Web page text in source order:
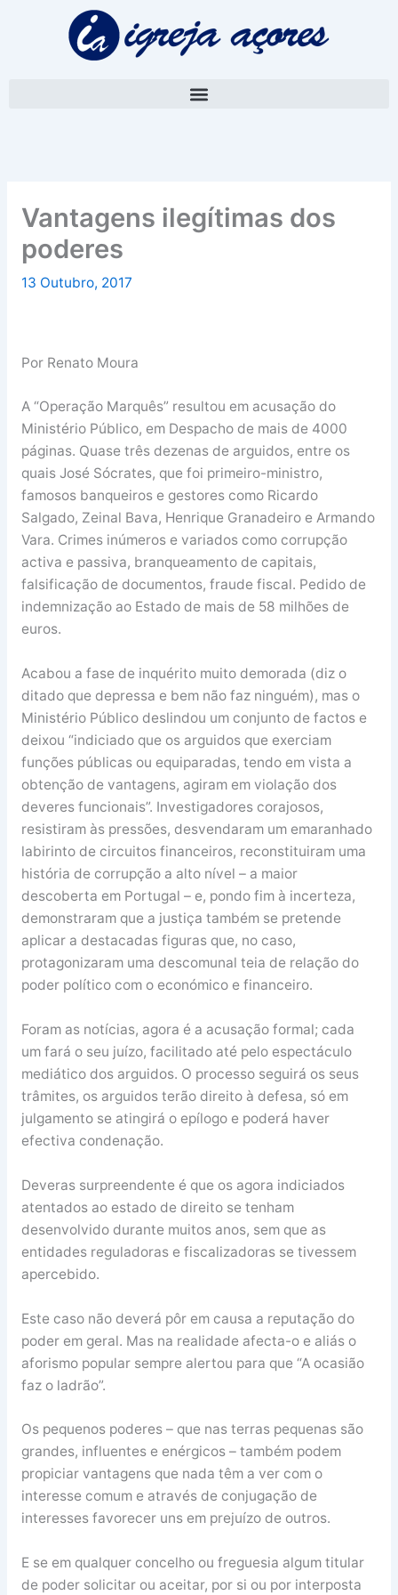
Vantagens ilegítimas dos
poderes
13 Outubro, 2017
Por Renato Moura
A “Operação Marquês” resultou em acusação do
Ministério Público, em Despacho de mais de 4000
páginas. Quase três dezenas de arguidos, entre os
quais José Sócrates, que foi primeiro-ministro,
famosos banqueiros e gestores como Ricardo
Salgado, Zeinal Bava, Henrique Granadeiro e Armando
Vara. Crimes inúmeros e variados como corrupção
activa e passiva, branqueamento de capitais,
falsificação de documentos, fraude fiscal. Pedido de
indemnização ao Estado de mais de 58 milhões de
euros.
Acabou a fase de inquérito muito demorada (diz o
ditado que depressa e bem não faz ninguém), mas o
Ministério Público deslindou um conjunto de factos e
deixou “indiciado que os arguidos que exerciam
funções públicas ou equiparadas, tendo em vista a
obtenção de vantagens, agiram em violação dos
deveres funcionais”. Investigadores corajosos,
resistiram às pressões, desvendaram um emaranhado
labirinto de circuitos financeiros, reconstituiram uma
história de corrupção a alto nível – a maior
descoberta em Portugal – e, pondo fim à incerteza,
demonstraram que a justiça também se pretende
aplicar a destacadas figuras que, no caso,
protagonizaram uma descomunal teia de relação do
poder político com o económico e financeiro.
Foram as notícias, agora é a acusação formal; cada
um fará o seu juízo, facilitado até pelo espectáculo
mediático dos arguidos. O processo seguirá os seus
trâmites, os arguidos terão direito à defesa, só em
julgamento se atingirá o epílogo e poderá haver
efectiva condenação.
Deveras surpreendente é que os agora indiciados
atentados ao estado de direito se tenham
desenvolvido durante muitos anos, sem que as
entidades reguladoras e fiscalizadoras se tivessem
apercebido.
Este caso não deverá pôr em causa a reputação do
poder em geral. Mas na realidade afecta-o e aliás o
aforismo popular sempre alertou para que “A ocasião
faz o ladrão”.
Os pequenos poderes – que nas terras pequenas são
grandes, influentes e enérgicos – também podem
propiciar vantagens que nada têm a ver com o
interesse comum e através de conjugação de
interesses favorecer uns em prejuízo de outros.
E se em qualquer concelho ou freguesia algum titular
de poder solicitar ou aceitar, por si ou por interposta